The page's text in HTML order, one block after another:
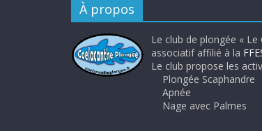
À propos
Le club de plongée «
associatif affilié à la
Le club propose les
Plongée Scaphandre
Apnée
Nage avec Palmes